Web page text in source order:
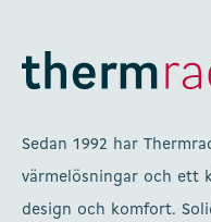
Sedan 1992 har
värmelösningar och ett
design och komfort.